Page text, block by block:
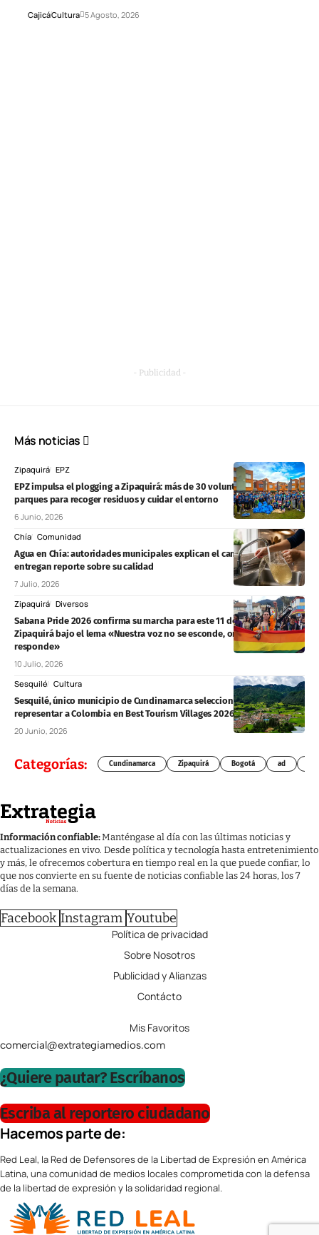
CajicáCultura 5 Agosto, 2026
- Publicidad -
Más noticias
Zipaquirá EPZ
EPZ impulsa el plogging a Zipaquirá: más de 30 voluntarios recorrieron
parques para recoger residuos y cuidar el entorno
6 Junio, 2026
Chía Comunidad
Agua en Chía: autoridades municipales explican el cambio de color y
entregan reporte sobre su calidad
7 Julio, 2026
Zipaquirá Diversos
Sabana Pride 2026 confirma su marcha para este 11 de julio en
Zipaquirá bajo el lema «Nuestra voz no se esconde, orgullo que
responde»
10 Julio, 2026
Sesquilé Cultura
Sesquilé, único municipio de Cundinamarca seleccionado para
representar a Colombia en Best Tourism Villages 2026
20 Junio, 2026
Categorías: Cundinamarca Zipaquirá Bogotá ad
Información confiable:Manténgase al día con las últimas noticias y
actualizaciones en vivo. Desde política y tecnología hasta entretenimiento
y más, le ofrecemos cobertura en tiempo real en la que puede confiar, lo
que nos convierte en su fuente de noticias confiable las 24 horas, los 7
días de la semana.
Facebook Instagram Youtube
Política de privacidad
Sobre Nosotros
Publicidad y Alianzas
Contácto
Mis Favoritos
comercial@extrategiamedios.com
¿Quiere pautar? Escríbanos
Escriba al reportero ciudadano
Hacemos parte de:
Red Leal, la Red de Defensores de la Libertad de Expresión en América
Latina, una comunidad de medios locales comprometida con la defensa
de la libertad de expresión y la solidaridad regional.